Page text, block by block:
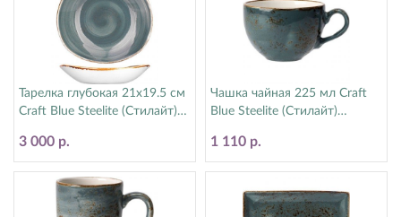
Тарелка глубокая 21х19.5 см
Craft Blue Steelite (Стилайт)
3 000 р.
Чашка чайная 225 мл Craft
Blue Steelite (Стилайт)
1 110 р.